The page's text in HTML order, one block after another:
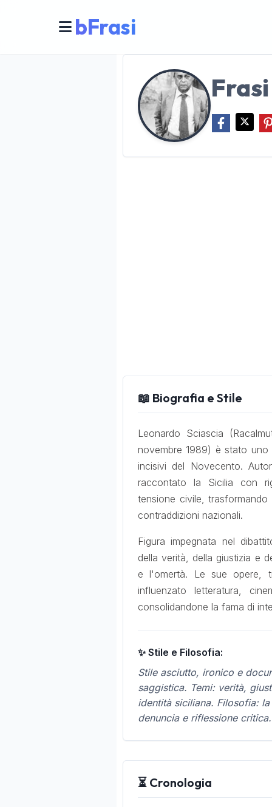
bFrasi
📖 Biografia e Stile
Leonardo Sciascia
novembre 1989) è stato uno
incisivi del Novecento.
raccontato la Sicilia con
tensione civile,
contraddizioni nazionali.
Figura impegnata nel
della verità, della giustizia e
e l'omertà. Le sue opere,
influenzato letteratura,
consolidandone la fama di
✨ Stile e Filosofia:
Stile asciutto, ironico e
saggistica. Temi: verità,
identità siciliana. Filosofia:
denuncia e riflessione critica.
⏳ Cronologia